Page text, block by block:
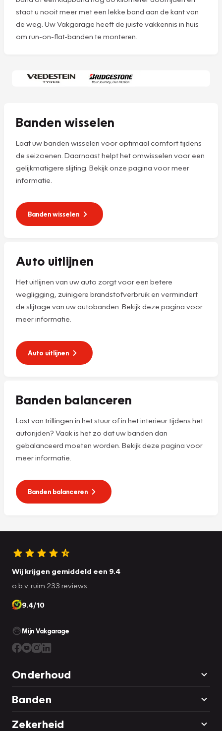
staat u nooit meer met een lekke band aan de kant van
de weg. Uw Vakgarage heeft de juiste vakkennis in huis
om run-on-flat-banden te monteren.
Banden wisselen
Laat uw banden wisselen voor optimaal comfort tijdens
de seizoenen. Daarnaast helpt het omwisselen voor een
gelijkmatigere slijting. Bekijk onze pagina voor meer
informatie.
Banden wisselen
Auto uitlijnen
Het uitlijnen van uw auto zorgt voor een betere
wegligging, zuinigere brandstofverbruik en vermindert
de slijtage van uw autobanden. Bekijk deze pagina voor
meer informatie.
Auto uitlijnen
Banden balanceren
Last van trillingen in het stuur of in het interieur tijdens het
autorijden? Vaak is het zo dat uw banden dan
gebalanceerd moeten worden. Bekijk deze pagina voor
meer informatie.
Banden balanceren
Wij krijgen gemiddeld een 9.4
o.b.v. ruim 233 reviews
9.4/10
Mijn Vakgarage
Onderhoud
Banden
Zekerheid